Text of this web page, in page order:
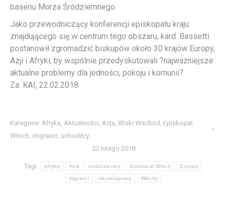
basenu Morza Śródziemnego.
Jako przewodniczący konferencji episkopatu kraju
znajdującego się w centrum tego obszaru, kard. Bassetti
postanowił zgromadzić biskupów około 30 krajów Europy,
Azji i Afryki, by wspólnie przedyskutowali ?najważniejsze
aktualne problemy dla jedności, pokoju i komunii?.
Za: KAI, 22.02.2018
Kategorie: Afryka, Aktualności, Azja, Bliski Wschód , Episkopat
Włoch, migranci, uchodźcy
22 lutego 2018
Tagi: Afryka Azja cudzoziemcy Episkopat Włoch Europa
migranci obcokrajowcy Włochy